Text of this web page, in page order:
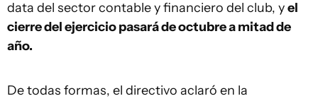
data del sector contable y financiero del club, yel
cierre del ejercicio pasará de octubre a mitad de
año.
De todas formas, el directivo aclaró en la